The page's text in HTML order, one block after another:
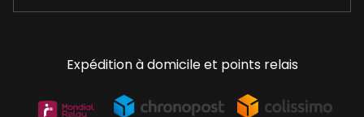
Expédition à domicile et points relais